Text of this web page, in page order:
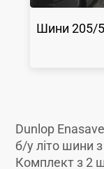
Шини205/
Dunlop
б/у літо шини
Комплект з 2